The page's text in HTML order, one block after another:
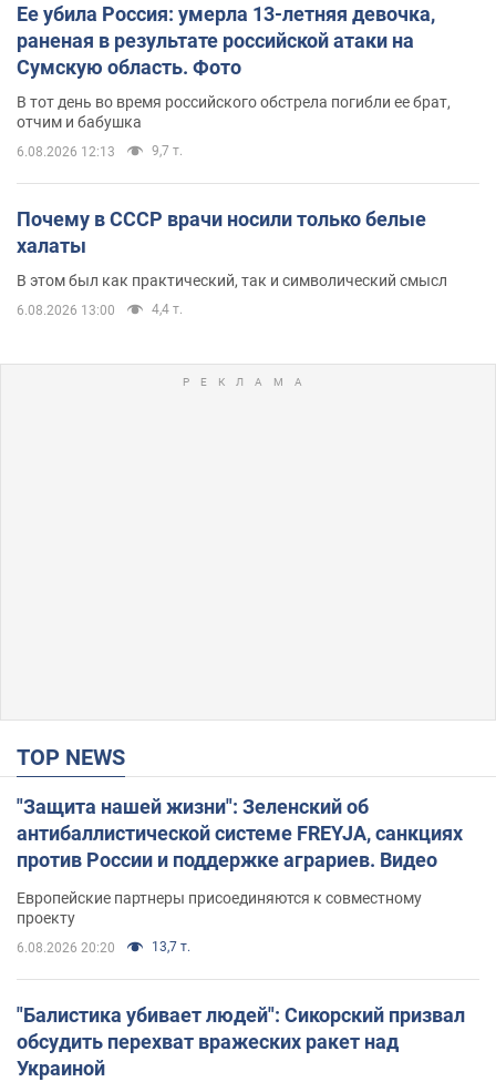
Ее убила Россия: умерла 13-летняя девочка,
раненая в результате российской атаки на
Сумскую область. Фото
В тот день во время российского обстрела погибли ее брат,
отчим и бабушка
6.08.2026 12:13 9,7 т.
Почему в СССР врачи носили только белые
халаты
В этом был как практический, так и символический смысл
6.08.2026 13:00 4,4 т.
TOP NEWS
"Защита нашей жизни": Зеленский об
антибаллистической системе FREYJA, санкциях
против России и поддержке аграриев. Видео
Европейские партнеры присоединяются к совместному
проекту
6.08.2026 20:20 13,7 т.
"Балистика убивает людей": Сикорский призвал
обсудить перехват вражеских ракет над
Украиной